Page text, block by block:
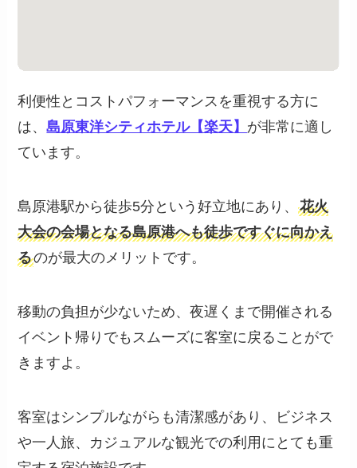
利便性とコストパフォーマンスを重視する方に
は、島原東洋シティホテル【楽天】 が非常に適し
ています。
島原港駅から徒歩5分という好立地にあり、花火
大会の会場となる島原港へも徒歩ですぐに向かえ
るのが最大のメリットです。
移動の負担が少ないため、夜遅くまで開催される
イベント帰りでもスムーズに客室に戻ることがで
きますよ。
客室はシンプルながらも清潔感があり、ビジネス
や一人旅、カジュアルな観光での利用にとても重